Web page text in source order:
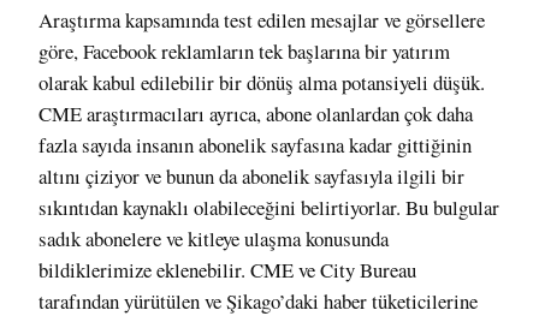
Araştırma kapsamında test edilen mesajlar ve görsellere
göre, Facebook reklamların tek başlarına bir yatırım
olarak kabul edilebilir bir dönüş alma potansiyeli düşük.
CME araştırmacıları ayrıca, abone olanlardan çok daha
fazla sayıda insanın abonelik sayfasına kadar gittiğinin
altını çiziyor ve bunun da abonelik sayfasıyla ilgili bir
sıkıntıdan kaynaklı olabileceğini belirtiyorlar. Bu bulgular
sadık abonelere ve kitleye ulaşma konusunda
bildiklerimize eklenebilir. CME ve City Bureau
tarafından yürütülen ve Şikago’daki haber tüketicilerine